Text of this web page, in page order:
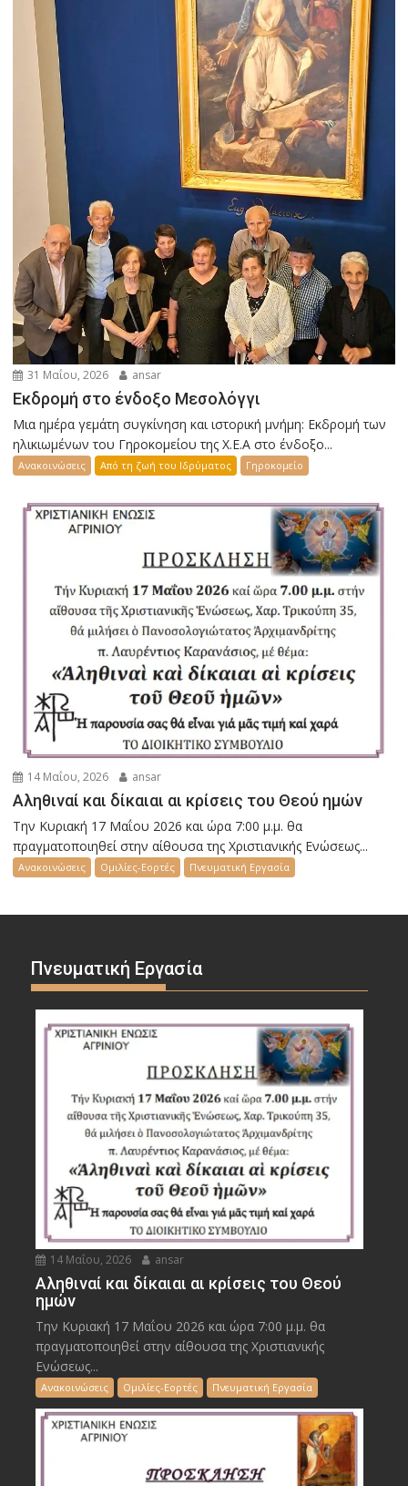
31 Μαΐου, 2026 ansar
Εκδρομή στο ένδοξο Μεσολόγγι
Μια ημέρα γεμάτη συγκίνηση και ιστορική μνήμη: Εκδρομή των
ηλικιωμένων του Γηροκομείου της Χ.Ε.Α στο ένδοξο...
Ανακοινώσεις Από τη ζωή του Ιδρύματος Γηροκομείο
14 Μαΐου, 2026 ansar
Αληθιναί και δίκαιαι αι κρίσεις του Θεού ημών
Την Κυριακή 17 Μαΐου 2026 και ώρα 7:00 μ.μ. θα
πραγματοποιηθεί στην αίθουσα της Χριστιανικής Ενώσεως...
Ανακοινώσεις Ομιλίες-Εορτές Πνευματική Εργασία
Πνευματική Εργασία
14 Μαΐου, 2026 ansar
Αληθιναί και δίκαιαι αι κρίσεις του Θεού
ημών
Την Κυριακή 17 Μαΐου 2026 και ώρα 7:00 μ.μ. θα
πραγματοποιηθεί στην αίθουσα της Χριστιανικής
Ενώσεως...
Ανακοινώσεις Ομιλίες-Εορτές Πνευματική Εργασία